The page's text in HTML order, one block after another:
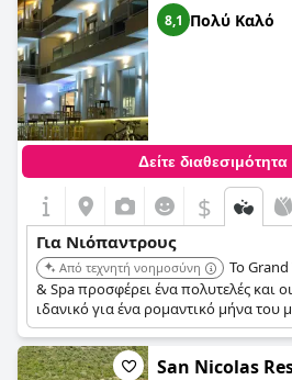
8,1 Πολύ Καλό
Δείτε διαθεσιμότητα
$
Για Νιόπαντρους
Από τεχνητή νοημοσύνη
Το
& Spa προσφέρει ένα πολυτελές και
ιδανικό για ένα ρομαντικό μήνα του
εγκαταστάσεις σπα και η
εξασφαλίζουν μια χαλαρωτική και
San Nicolas